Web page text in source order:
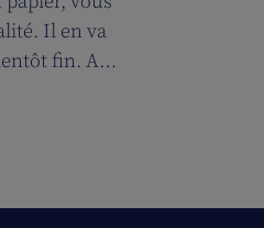
Il en va
fin. A